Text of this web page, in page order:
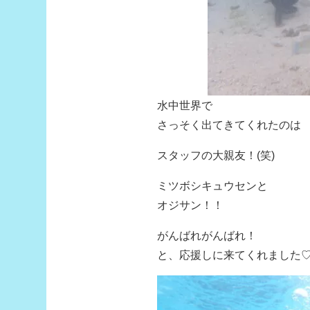
水中世界で
さっそく出てきてくれたのは
スタッフの大親友！(笑)
ミツボシキュウセンと
オジサン！！
がんばれがんばれ！
と、応援しに来てくれました